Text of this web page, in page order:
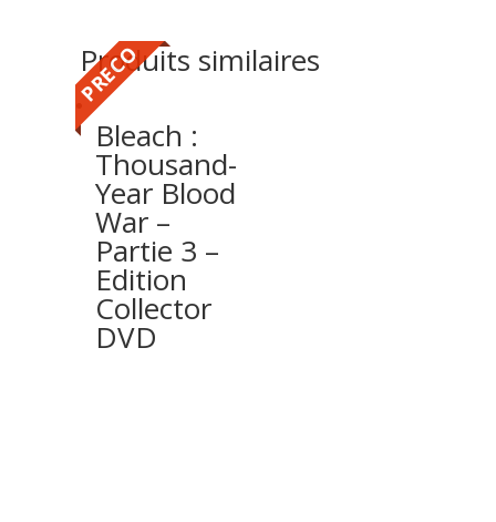
Produits similaires
Bleach :
Thousand-
Year Blood
War –
Partie 3 –
Edition
Collector
DVD
PRECO